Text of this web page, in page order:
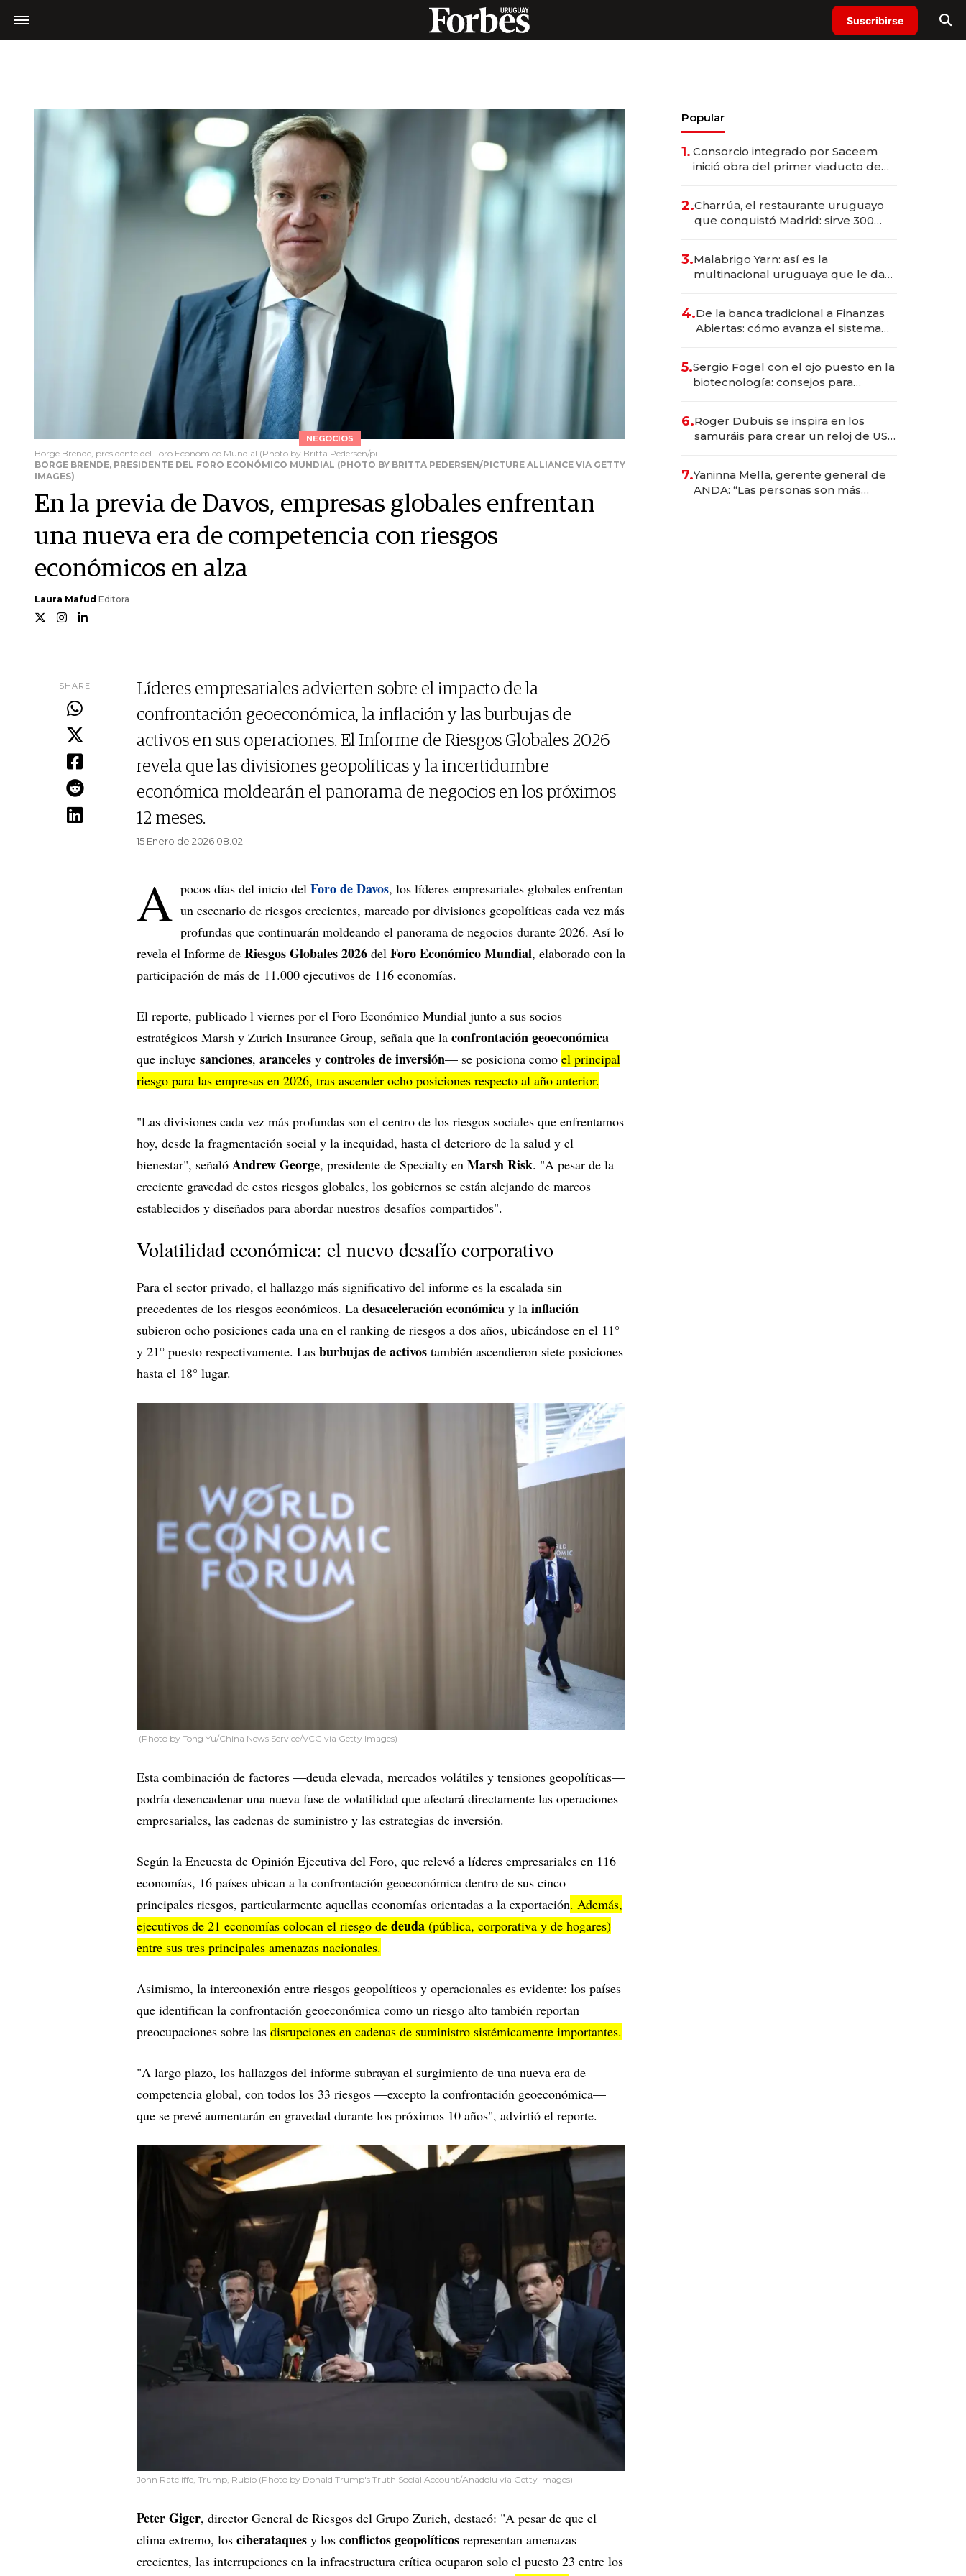
Suscribirse
NEGOCIOS
Borge Brende, presidente del Foro Económico Mundial (Photo by Britta Pedersen/pi
BORGE BRENDE, PRESIDENTE DEL FORO ECONÓMICO MUNDIAL (PHOTO BY BRITTA PEDERSEN/PICTURE ALLIANCE VIA GETTY
IMAGES)
En la previa de Davos, empresas globales enfrentan
una nueva era de competencia con riesgos
económicos en alza
Laura Mafud Editora
SHARE
Líderes empresariales advierten sobre el impacto de la
confrontación geoeconómica, la inflación y las burbujas de
activos en sus operaciones. El Informe de Riesgos Globales 2026
revela que las divisiones geopolíticas y la incertidumbre
económica moldearán el panorama de negocios en los próximos
12 meses.
15 Enero de 2026 08.02
A pocos días del inicio del Foro de Davos, los líderes empresariales globales enfrentan
un escenario de riesgos crecientes, marcado por divisiones geopolíticas cada vez más
profundas que continuarán moldeando el panorama de negocios durante 2026. Así lo
revela el Informe de Riesgos Globales 2026 del Foro Económico Mundial, elaborado con la
participación de más de 11.000 ejecutivos de 116 economías.
El reporte, publicado l viernes por el Foro Económico Mundial junto a sus socios
estratégicos Marsh y Zurich Insurance Group, señala que la confrontación geoeconómica —
que incluye sanciones, aranceles y controles de inversión— se posiciona como el principal
riesgo para las empresas en 2026, tras ascender ocho posiciones respecto al año anterior.
"Las divisiones cada vez más profundas son el centro de los riesgos sociales que enfrentamos
hoy, desde la fragmentación social y la inequidad, hasta el deterioro de la salud y el
bienestar", señaló Andrew George, presidente de Specialty en Marsh Risk. "A pesar de la
creciente gravedad de estos riesgos globales, los gobiernos se están alejando de marcos
establecidos y diseñados para abordar nuestros desafíos compartidos".
Volatilidad económica: el nuevo desafío corporativo
Para el sector privado, el hallazgo más significativo del informe es la escalada sin
precedentes de los riesgos económicos. La desaceleración económica y la inflación
subieron ocho posiciones cada una en el ranking de riesgos a dos años, ubicándose en el 11°
y 21° puesto respectivamente. Las burbujas de activos también ascendieron siete posiciones
hasta el 18° lugar.
(Photo by Tong Yu/China News Service/VCG via Getty Images)
Esta combinación de factores —deuda elevada, mercados volátiles y tensiones geopolíticas—
podría desencadenar una nueva fase de volatilidad que afectará directamente las operaciones
empresariales, las cadenas de suministro y las estrategias de inversión.
Según la Encuesta de Opinión Ejecutiva del Foro, que relevó a líderes empresariales en 116
economías, 16 países ubican a la confrontación geoeconómica dentro de sus cinco
principales riesgos, particularmente aquellas economías orientadas a la exportación. Además,
ejecutivos de 21 economías colocan el riesgo de deuda (pública, corporativa y de hogares)
entre sus tres principales amenazas nacionales.
Asimismo, la interconexión entre riesgos geopolíticos y operacionales es evidente: los países
que identifican la confrontación geoeconómica como un riesgo alto también reportan
preocupaciones sobre las disrupciones en cadenas de suministro sistémicamente importantes.
"A largo plazo, los hallazgos del informe subrayan el surgimiento de una nueva era de
competencia global, con todos los 33 riesgos —excepto la confrontación geoeconómica—
que se prevé aumentarán en gravedad durante los próximos 10 años", advirtió el reporte.
John Ratcliffe, Trump, Rubio (Photo by Donald Trump's Truth Social Account/Anadolu via Getty Images)
Peter Giger, director General de Riesgos del Grupo Zurich, destacó: "A pesar de que el
clima extremo, los ciberataques y los conflictos geopolíticos representan amenazas
crecientes, las interrupciones en la infraestructura crítica ocuparon solo el puesto 23 entre los
Popular
1. Consorcio integrado por Saceem
inició obra del primer viaducto de
millones
2.Charrúa, el restaurante uruguayo
que conquistó Madrid: sirve 300
prepara apertura
3.Malabrigo Yarn: así es la
multinacional uruguaya que le da
4.De la banca tradicional a Finanzas
Abiertas: cómo avanza el sistema
5.Sergio Fogel con el ojo puesto en la
biotecnología: consejos para
6.Roger Dubuis se inspira en los
samuráis para crear un reloj de US$
7.Yaninna Mella, gerente general de
ANDA: “Las personas son más